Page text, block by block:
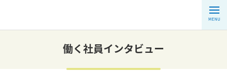
MENU
働く社員インタビュー